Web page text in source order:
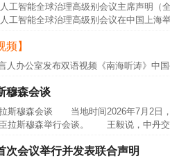
人工智能全球治理高级别会议主席声明
工智能全球治理高级别会议在中国上海
频】
办公室发布双语视频《南海听涛》中国
穆森会谈
穆森会谈 当地时间2026年7月2日，
臣拉斯穆森举行会谈。 王毅说，中丹
次会议举行并发表联合声明